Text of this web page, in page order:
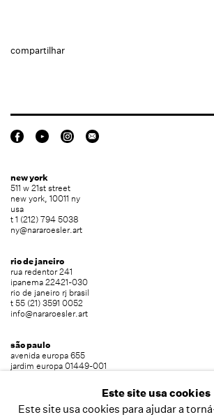
compartilhar
new york
511 w 21st street
new york, 10011 ny
usa
t 1 (212) 794 5038
ny@nararoesler.art
rio de janeiro
rua redentor 241
ipanema 22421-030
rio de janeiro rj brasil
t 55 (21) 3591 0052
info@nararoesler.art
são paulo
avenida europa 655
jardim europa 01449-001
Este site usa cookies
Este site usa cookies para ajudar a